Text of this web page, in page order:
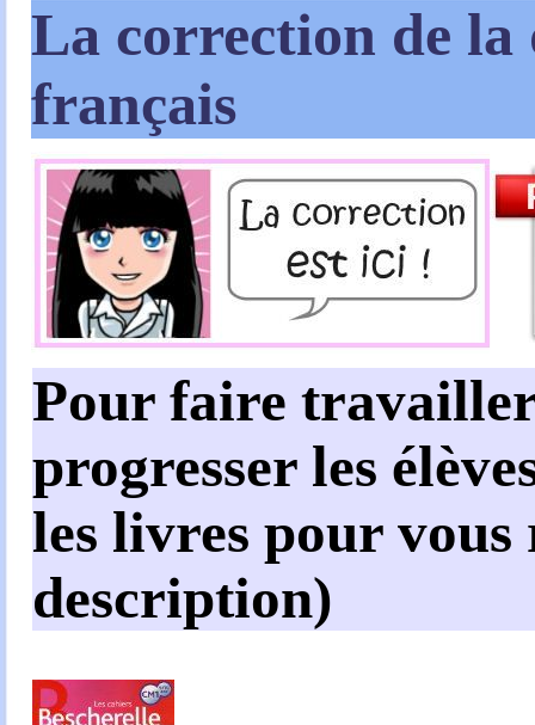
La correction de la
français
Pour faire
progresser les
les livres pour
description)